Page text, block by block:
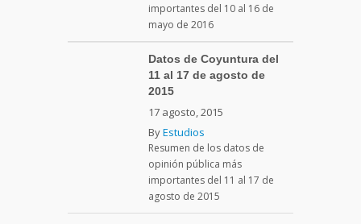
importantes del 10 al 16 de
mayo de 2016
Datos de Coyuntura del
11 al 17 de agosto de
2015
17 agosto, 2015
ByEstudios
Resumen de los datos de
opinión pública más
importantes del 11 al 17 de
agosto de 2015